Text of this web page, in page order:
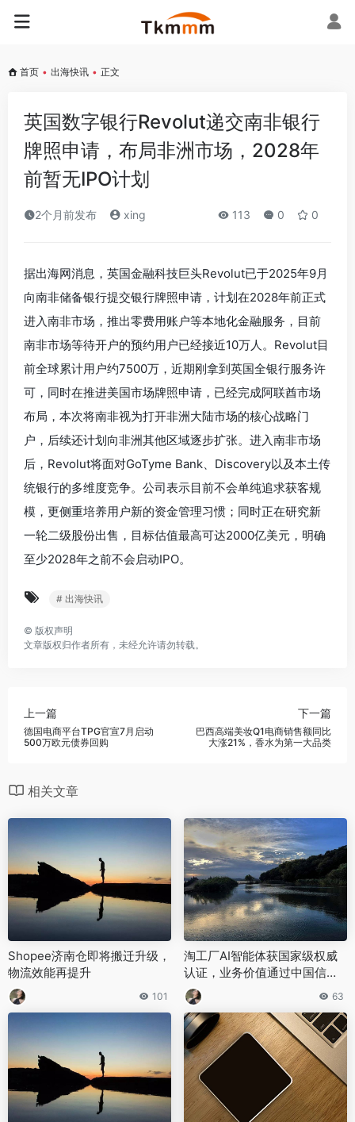
首页 • 出海快讯 • 正文
英国数字银行Revolut递交南非银行
牌照申请，布局非洲市场，2028年
前暂无IPO计划
2个月前发布 xing 113 0 0
据出海网消息，英国金融科技巨头Revolut已于2025年9月
向南非储备银行提交银行牌照申请，计划在2028年前正式
进入南非市场，推出零费用账户等本地化金融服务，目前
南非市场等待开户的预约用户已经接近10万人。Revolut目
前全球累计用户约7500万，近期刚拿到英国全银行服务许
可，同时在推进美国市场牌照申请，已经完成阿联酋市场
布局，本次将南非视为打开非洲大陆市场的核心战略门
户，后续还计划向非洲其他区域逐步扩张。进入南非市场
后，Revolut将面对GoTyme Bank、Discovery以及本土传
统银行的多维度竞争。公司表示目前不会单纯追求获客规
模，更侧重培养用户新的资金管理习惯；同时正在研究新
一轮二级股份出售，目标估值最高可达2000亿美元，明确
至少2028年之前不会启动IPO。
# 出海快讯
© 版权声明
文章版权归作者所有，未经允许请勿转载。
上一篇
德国电商平台TPG官宣7月启动
500万欧元债券回购
下一篇
巴西高端美妆Q1电商销售额同比
大涨21%，香水为第一大品类
相关文章
Shopee济南仓即将搬迁升级，
物流效能再提升
101
淘工厂AI智能体获国家级权威
认证，业务价值通过中国信通
院评估
63